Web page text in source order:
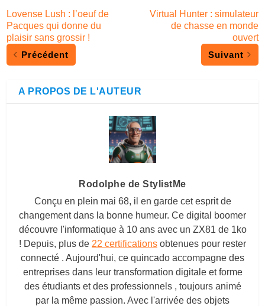
Lovense Lush : l’oeuf de
Pacques qui donne du
plaisir sans grossir !
Précédent
Virtual Hunter : simulateur
de chasse en monde
ouvert
Suivant
A PROPOS DE L'AUTEUR
Rodolphe de StylistMe
Conçu en plein mai 68, il en garde cet esprit de
changement dans la bonne humeur. Ce digital boomer
découvre l'informatique à 10 ans avec un ZX81 de 1ko
! Depuis, plus de 22 certifications obtenues pour rester
connecté . Aujourd'hui, ce quincado accompagne des
entreprises dans leur transformation digitale et forme
des étudiants et des professionnels , toujours animé
par la même passion. Avec l'arrivée des objets